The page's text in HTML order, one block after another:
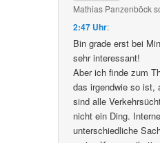
Mathias Panzenböck
2:47 Uhr:
Bin grade erst bei
sehr interessant!
Aber ich finde zum
das irgendwie so ist,
sind alle
nicht ein Ding.
unterschiedliche